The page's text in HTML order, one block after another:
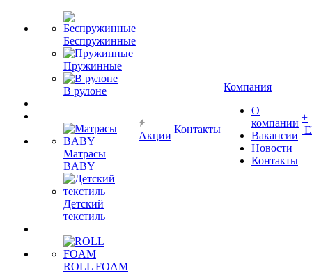
Беспружинные
Пружинные
В рулоне
Матрасы
BABY
Детский
текстиль
ROLL FOAM
Акции
Контакты
Компания
О
компании
Вакансии
Новости
Контакты
+